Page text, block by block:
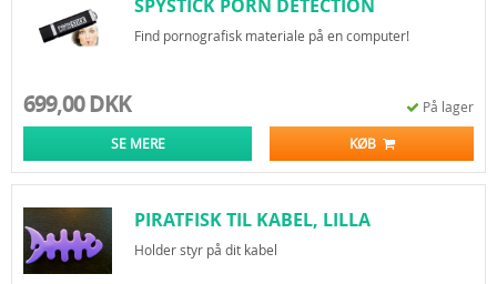
SPYSTICK PORN DETECTION
Find pornografisk materiale på en computer!
699,00 DKK På lager
SE MERE KØB
PIRATFISK TIL KABEL, LILLA
Holder styr på dit kabel